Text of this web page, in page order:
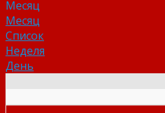
Месяц
Месяц
Список
Неделя
День